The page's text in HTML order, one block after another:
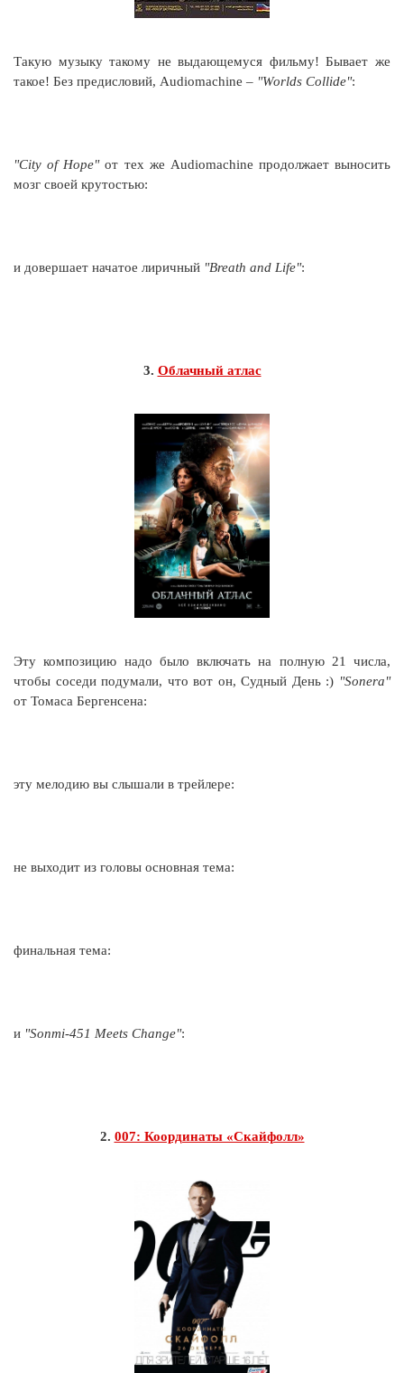
Такую музыку такому не выдающемуся фильму! Бывает же
такое! Без предисловий, Audiomachine – "Worlds Collide":
"City of Hope"от тех же Audiomachine продолжает выносить
мозг своей крутостью:
и довершает начатое лиричный "Breath and Life":
3. Облачный атлас
Эту композицию надо было включать на полную 21 числа,
чтобы соседи подумали, что вот он, Судный День :) "Sonera"
от Томаса Бергенсена:
эту мелодию вы слышали в трейлере:
не выходит из головы основная тема:
финальная тема:
и "Sonmi-451 Meets Change":
2. 007: Координаты «Скайфолл»